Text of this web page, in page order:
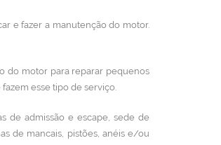
e fazer a manutenção do motor.
do motor para reparar pequenos
esse tipo de serviço.
de admissão e escape, sede de
de mancais, pistões, anéis e/ou